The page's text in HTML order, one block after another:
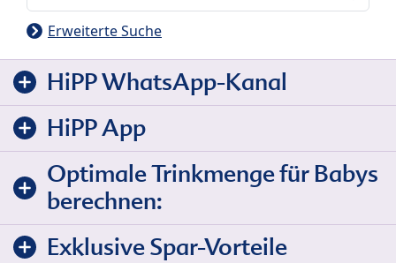
Erweiterte Suche
HiPP WhatsApp-Kanal
HiPP App
Optimale Trinkmenge für Babys
berechnen:
Exklusive Spar-Vorteile